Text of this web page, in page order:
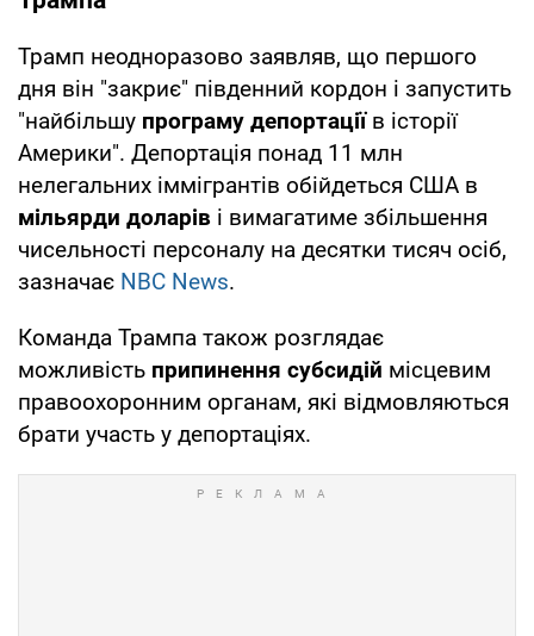
Трамп неодноразово заявляв, що першого
дня він "закриє" південний кордон і запустить
"найбільшу програму депортаціїв історії
Америки". Депортація понад 11 млн
нелегальних іммігрантів обійдеться США в
мільярди доларів і вимагатиме збільшення
чисельності персоналу на десятки тисяч осіб,
зазначає NBC News.
Команда Трампа також розглядає
можливість припинення субсидій місцевим
правоохоронним органам, які відмовляються
брати участь у депортаціях.